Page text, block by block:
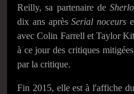
Reilly, sa partenaire de
dix ans aprèsSerial noceurs
avec Colin Farrell et Taylor
à ce jour des critiques
par la critique.
Fin 2015, elle est à l'affiche